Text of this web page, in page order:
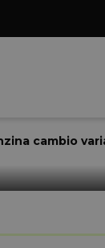
cambio